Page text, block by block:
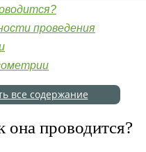
проведения
все содержание
она проводится?